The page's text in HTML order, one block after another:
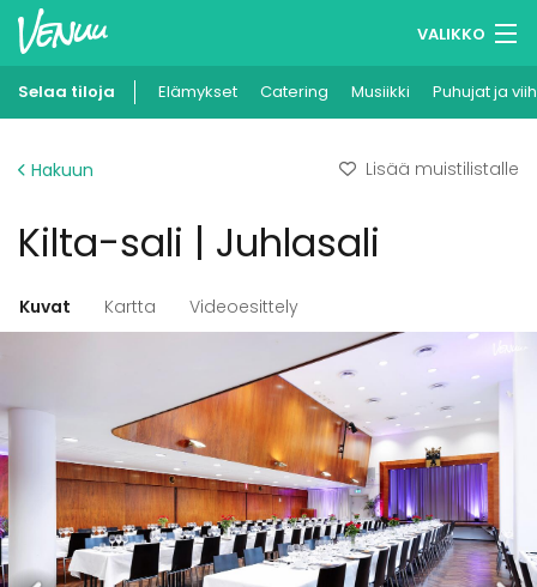
VALIKKO
Muistilistasi
Ilmoita kohteesi
Selaa tiloja Elämykset Catering Musiikki Puhujat ja
Hakuun Lisää muistilistalle
Kilta-sali | Juhlasali
Kuvat Kartta Videoesittely